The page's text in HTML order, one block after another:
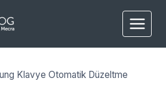
Klavye Otomatik Düzeltme